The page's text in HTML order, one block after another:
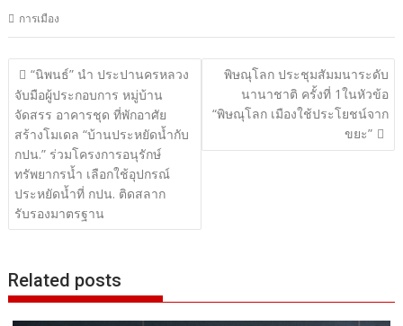
การเมือง
แนะแนว
เรื่อง
“นิพนธ์” นำ ประปานครหลวง
จับมือผู้ประกอบการ หมู่บ้าน
จัดสรร อาคารชุด ที่พักอาศัย
สร้างโมเดล “บ้านประหยัดน้ำกับ
กปน.” ร่วมโครงการอนุรักษ์
ทรัพยากรน้ำ เลือกใช้อุปกรณ์
ประหยัดน้ำที่ กปน. ติดสลาก
รับรองมาตรฐาน
พิษณุโลก ประชุมสัมมนาระดับ
นานาชาติ ครั้งที่ 1ในหัวข้อ
“พิษณุโลก เมืองใช้ประโยชน์จาก
ขยะ”
Related posts